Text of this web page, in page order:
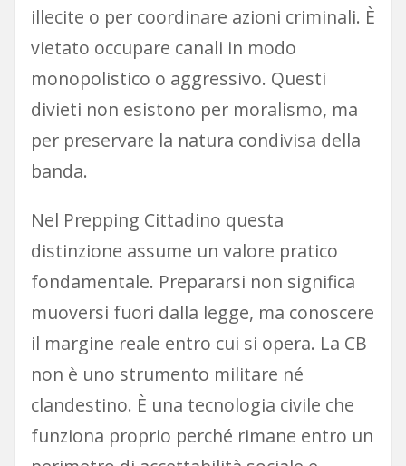
illecite o per coordinare azioni criminali. È
vietato occupare canali in modo
monopolistico o aggressivo. Questi
divieti non esistono per moralismo, ma
per preservare la natura condivisa della
banda.
Nel Prepping Cittadino questa
distinzione assume un valore pratico
fondamentale. Prepararsi non significa
muoversi fuori dalla legge, ma conoscere
il margine reale entro cui si opera. La CB
non è uno strumento militare né
clandestino. È una tecnologia civile che
funziona proprio perché rimane entro un